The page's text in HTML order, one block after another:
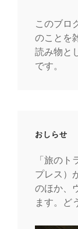
このブロ
のことを
読み物と
です。
おしらせ
「旅の
プレス）
のほか、
ます。ど